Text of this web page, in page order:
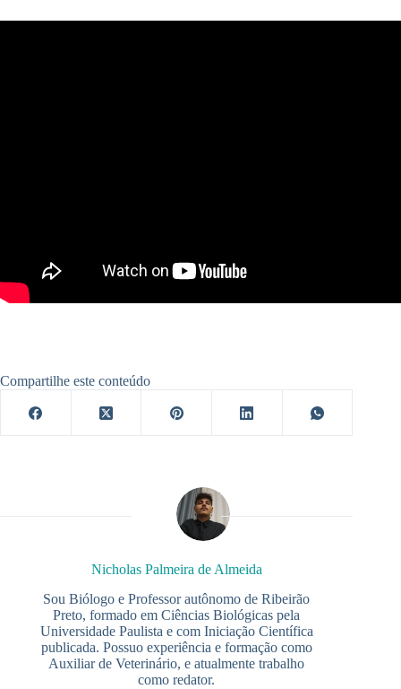
Compartilhe este conteúdo
Nicholas Palmeira de Almeida
Sou Biólogo e Professor autônomo de Ribeirão
Preto, formado em Ciências Biológicas pela
Universidade Paulista e com Iniciação Científica
publicada. Possuo experiência e formação como
Auxiliar de Veterinário, e atualmente trabalho
como redator.